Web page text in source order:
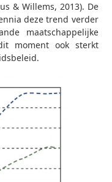
& Willems, 2013). De
deze trend verder
maatschappelijke
moment ook sterkt